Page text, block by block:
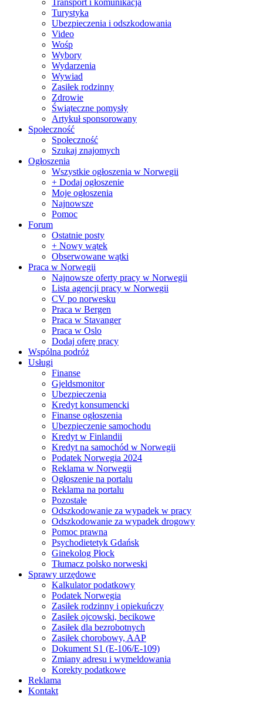
Transport i komunikacja
Turystyka
Ubezpieczenia i odszkodowania
Video
Wośp
Wybory
Wydarzenia
Wywiad
Zasiłek rodzinny
Zdrowie
Świąteczne pomysły
Artykuł sponsorowany
Społeczność
Społeczność
Szukaj znajomych
Ogłoszenia
Wszystkie ogłoszenia w Norwegii
+ Dodaj ogłoszenie
Moje ogłoszenia
Najnowsze
Pomoc
Forum
Ostatnie posty
+ Nowy wątek
Obserwowane wątki
Praca w Norwegii
Najnowsze oferty pracy w Norwegii
Lista agencji pracy w Norwegii
CV po norwesku
Praca w Bergen
Praca w Stavanger
Praca w Oslo
Dodaj oferę pracy
Wspólna podróż
Usługi
Finanse
Gjeldsmonitor
Ubezpieczenia
Kredyt konsumencki
Finanse ogłoszenia
Ubezpieczenie samochodu
Kredyt w Finlandii
Kredyt na samochód w Norwegii
Podatek Norwegia 2024
Reklama w Norwegii
Ogłoszenie na portalu
Reklama na portalu
Pozostałe
Odszkodowanie za wypadek w pracy
Odszkodowanie za wypadek drogowy
Pomoc prawna
Psychodietetyk Gdańsk
Ginekolog Płock
Tłumacz polsko norweski
Sprawy urzędowe
Kalkulator podatkowy
Podatek Norwegia
Zasiłek rodzinny i opiekuńczy
Zasiłek ojcowski, becikowe
Zasiłek dla bezrobotnych
Zasiłek chorobowy, AAP
Dokument S1 (E-106/E-109)
Zmiany adresu i wymeldowania
Korekty podatkowe
Reklama
Kontakt